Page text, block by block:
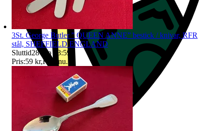
3St. George Butler ” QUEEN ANNE” bestick / knivar, RFR
stål, SHEFFIELD ENGLAND
Sluttid28 sep 23:59
Pris:59 kr,Köp nu.